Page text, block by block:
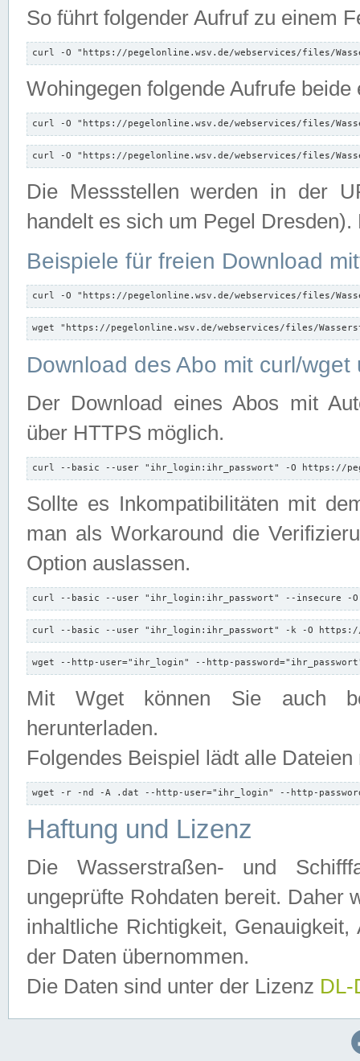
So führt folgender Aufruf zu einem
curl -O "https://pegelonline.wsv.de/webservices/files/
Wohingegen folgende Aufrufe beide
curl -O "https://pegelonline.wsv.de/webservices/files/
curl -O "https://pegelonline.wsv.de/webservices/files/
Die Messstellen werden in der
handelt es sich um Pegel
Beispiele für freien Download
curl -O "https://pegelonline.wsv.de/webservices/files/
wget "https://pegelonline.wsv.de/webservices/files/
Download des Abo mit curl/
Der Download eines Abos mit
über HTTPS möglich.
curl --basic --user "ihr_login:ihr_passwort" -O https://
Sollte es Inkompatibilitäten mit
man als Workaround die
Option auslassen.
curl --basic --user "ihr_login:ihr_passwort" --insecure -
curl --basic --user "ihr_login:ihr_passwort" -k -O
wget --http-user="ihr_login" --http-
Mit Wget können Sie auch
herunterladen.
Folgendes Beispiel lädt alle
wget -r -nd -A .dat --http-user="ihr_login" --http-
Haftung und Lizenz
Die Wasserstraßen- und
ungeprüfte Rohdaten bereit. Daher
inhaltliche Richtigkeit,
der Daten übernommen.
Die Daten sind unter der Lizenz